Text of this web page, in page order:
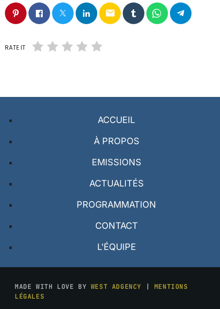
email
RATE IT
ACCUEIL
À PROPOS
EMISSIONS
ACTUALITÉS
PROGRAMMATION
CONTACT
L'ÉQUIPE
MADE WITH LOVE BY WEST ADGENCY | MENTIONS
LÉGALES